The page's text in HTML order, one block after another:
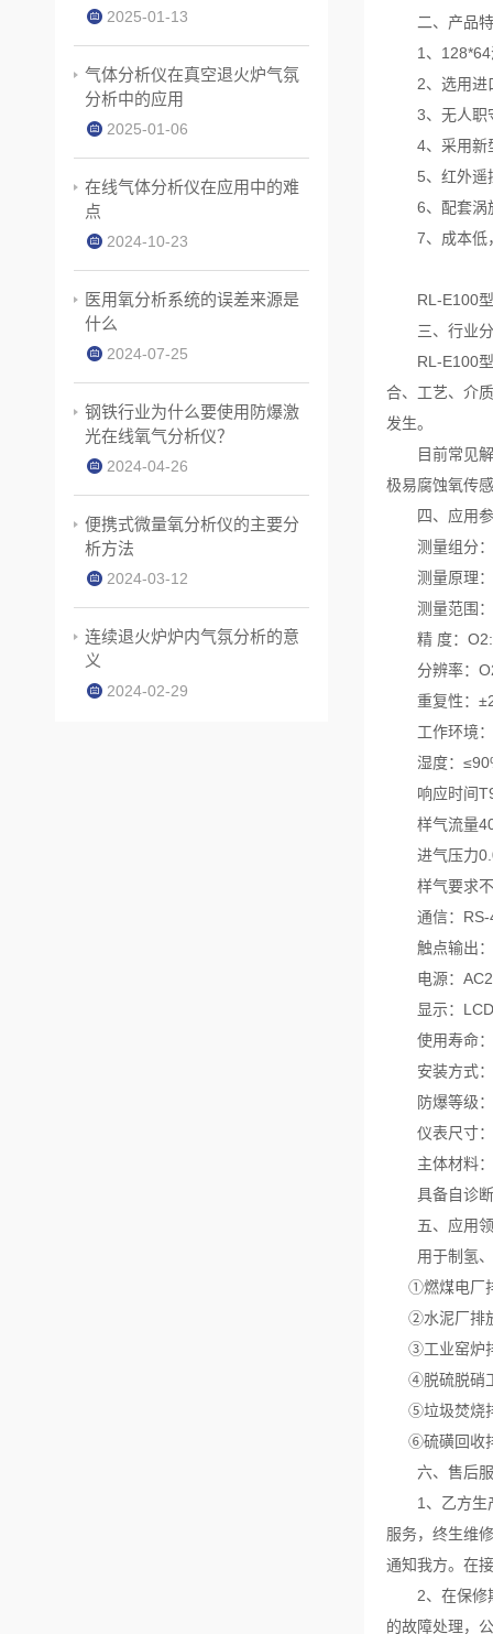
二、产品
1、128*64
2、选用进口
3、无人职守
4、采用新型
5、红外遥
6、配套涡旋
7、成本低，
RL-E100型
三、行业
RL-E100型
合、工艺、介
发生。
目前常见解
极易腐蚀氧传
四、应用
测量组分：
测量原理：
测量范围：
精 度：
分辨率：
重复性：
工作环境：
湿度：
响应时间
样气流量
进气压力
样气要求不
通信：RS-
触点输出：
电源：
显示：LCD
使用寿命：
安装方式：
防爆等级：
仪表尺寸：
主体材料：
具备自诊断
五、应用
用于制氢、
①燃煤电厂
②水泥厂排
③工业窑炉
④脱硫脱硝
⑤垃圾焚烧
⑥硫磺回收
六、售后
1、乙方生产
服务，终生维
通知我方。在
2、在保修期
的故障处理，
2025-01-13
气体分析仪在真空退火炉气氛
分析中的应用
2025-01-06
在线气体分析仪在应用中的难
点
2024-10-23
医用氧分析系统的误差来源是
什么
2024-07-25
钢铁行业为什么要使用防爆激
光在线氧气分析仪？
2024-04-26
便携式微量氧分析仪的主要分
析方法
2024-03-12
连续退火炉炉内气氛分析的意
义
2024-02-29